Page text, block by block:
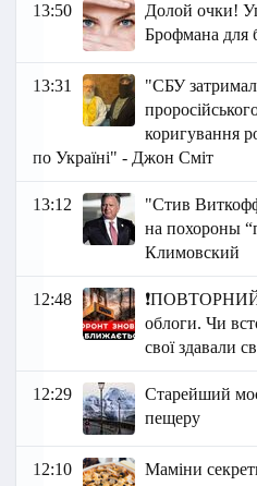
13:50
Долой очки!
Брофмана для
13:31
"СБУ
коригування
по Україні" - Джон Сміт
13:12
"Стив
на похороны
Климовский
12:48
❗️ПОВТОРНИЙ
облоги. Чи
свої здавали
12:29
Старейший
пещеру
12:10
Маміни